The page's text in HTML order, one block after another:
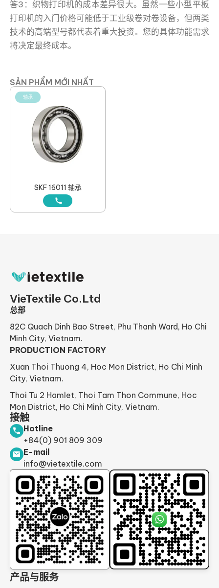
答3：织物打印机的成本差异很大。虽然一些小型平板
打印机的入门价格可能低于工业级卷对卷设备，但两类
技术的高端型号都代表着重大投资。您的具体功能需求
将决定最终成本。
SẢN PHẨM MỚI NHẤT
轴承
SKF 16011 轴承
VieTextile Co.Ltd
总部
82C Quach Dinh Bao Street, Phu Thanh Ward, Ho Chi
Minh City, Vietnam.
PRODUCTION FACTORY
Xuan Thoi Thuong 4, Hoc Mon District, Ho Chi Minh
City, Vietnam.
Thoi Tu 2 Hamlet, Thoi Tam Thon Commune, Hoc
Mon District, Ho Chi Minh City, Vietnam.
接触
Hotline
+84(0) 901 809 309
E-mail
info@vietextile.com
产品与服务